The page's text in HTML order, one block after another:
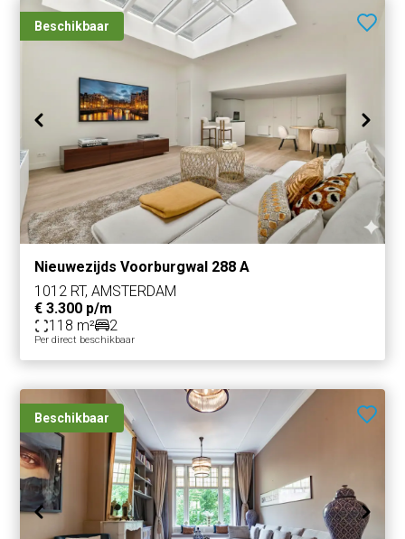
Beschikbaar
Nieuwezijds Voorburgwal 288 A
1012 RT, AMSTERDAM
€ 3.300 p/m
118 m²
2
Per direct beschikbaar
Beschikbaar